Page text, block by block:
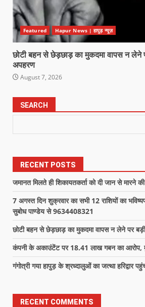
Featured Hapur News | हापुड़ न्यूज़
छोटी बहन से छेड़छाड़ का मुकदमा वापस न लेने
अपहरण
August 7, 2026
SEARCH
RECENT POSTS
जमानत मिलते ही शिकायतकर्ता को दी जान से मारने
7 अगस्त दिन शुक्रवार का सभी 12 राशियों का
सुबोध पाण्डेय से 9634408321
छोटी बहन से छेड़छाड़ का मुकदमा वापस न लेने पर
कंपनी के अकाउंटेंट पर 18.41 लाख गबन का आरोप,
गंगोत्री गया हापुड़ के श्रध्दालुओं का जत्था हरिद्वार
RECENT COMMENTS